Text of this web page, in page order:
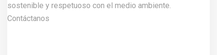
sostenible y respetuoso con el medio ambiente.
Contáctanos